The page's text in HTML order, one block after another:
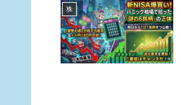
株